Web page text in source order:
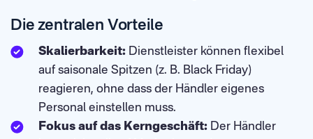
Die zentralen Vorteile
Skalierbarkeit: Dienstleister können flexibel
auf saisonale Spitzen (z. B. Black Friday)
reagieren, ohne dass der Händler eigenes
Personal einstellen muss.
Fokus auf das Kerngeschäft: Der Händler